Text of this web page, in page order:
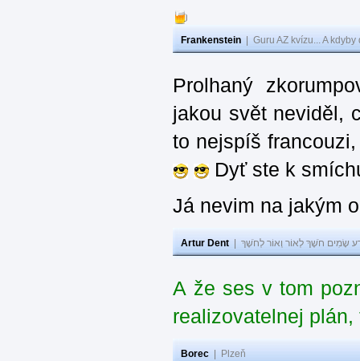
Frankenstein Guru AZ kvízu... A
Prolhaný
jakou svět neviděl,
to nejspíš
Dyť ste k
Já nevim na jakým
Artur Dent שָׂמִים חֹשֶׁךְ לְאוֹר וְאוֹר לְחֹשֶׁךְ
A že ses v tom
realizovatelnej
Borec Plzeň